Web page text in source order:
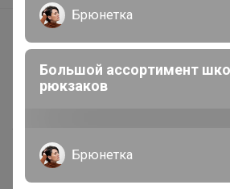
Начать зарабатывать с 24-ok
Picabox.ru - Лучшее место для
Розыгрыш - Генератор случайных
Брюнетка
Большой ассортимент
рюкзаков
Брюнетка